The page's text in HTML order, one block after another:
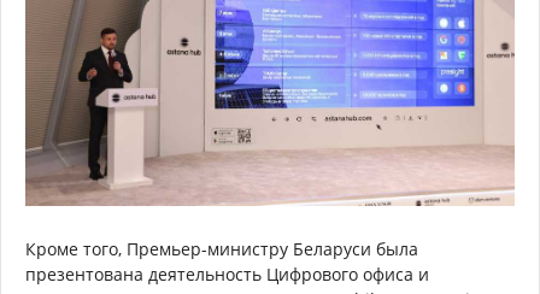
Кроме того, Премьер-министру Беларуси была
презентована деятельность Цифрового офиса и